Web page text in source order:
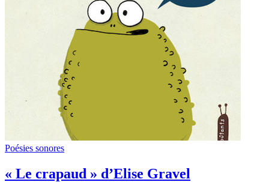
Poésies sonores
« Le crapaud » d’Elise Gravel